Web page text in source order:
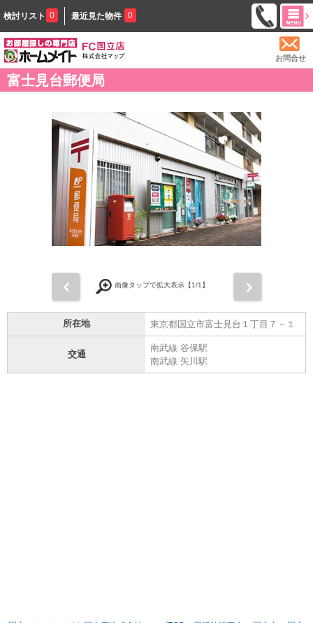
検討リスト 0 最近見た物件 0
お問合せ
富士見台郵便局
画像タップで拡大表示【1/1】
所在地 東京都国立市富士見台１丁目７－１
交通
南武線 谷保駅
南武線 矢川駅